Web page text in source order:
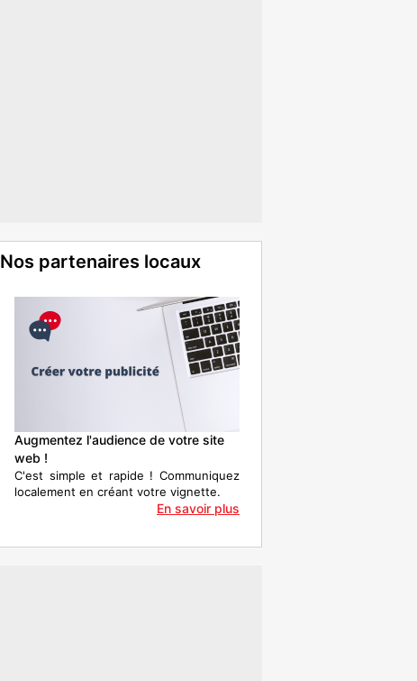
Nos partenaires locaux
Augmentez l'audience de votre site
web !
C'est simple et rapide ! Communiquez
localement en créant votre vignette.
En savoir plus